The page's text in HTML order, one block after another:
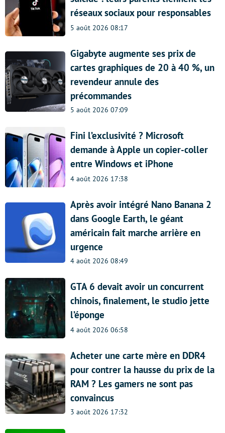
réseaux sociaux pour responsables
5 août 2026 08:17
Gigabyte augmente ses prix de
cartes graphiques de 20 à 40 %, un
revendeur annule des
précommandes
5 août 2026 07:09
Fini l’exclusivité ? Microsoft
demande à Apple un copier-coller
entre Windows et iPhone
4 août 2026 17:38
Après avoir intégré Nano Banana 2
dans Google Earth, le géant
américain fait marche arrière en
urgence
4 août 2026 08:49
GTA 6 devait avoir un concurrent
chinois, finalement, le studio jette
l’éponge
4 août 2026 06:58
Acheter une carte mère en DDR4
pour contrer la hausse du prix de la
RAM ? Les gamers ne sont pas
convaincus
3 août 2026 17:32